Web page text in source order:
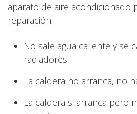
aparato de aire acondicionado
reparación:
No sale agua caliente y se
radiadores
La caldera no arranca, no
La caldera si arranca pero